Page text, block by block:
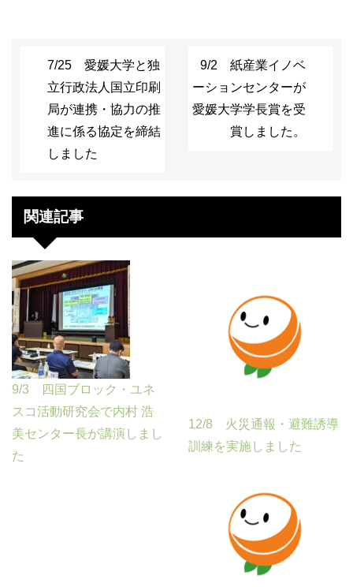
7/25 愛媛大学と独
立行政法人国立印刷
局が連携・協力の推
進に係る協定を締結
しました
9/2 紙産業イノベ
ーションセンターが
愛媛大学学長賞を受
賞しました。
関連記事
9/3 四国ブロック・ユネ
スコ活動研究会で内村 浩
美センター長が講演しまし
た
12/8 火災通報・避難誘導
訓練を実施しました